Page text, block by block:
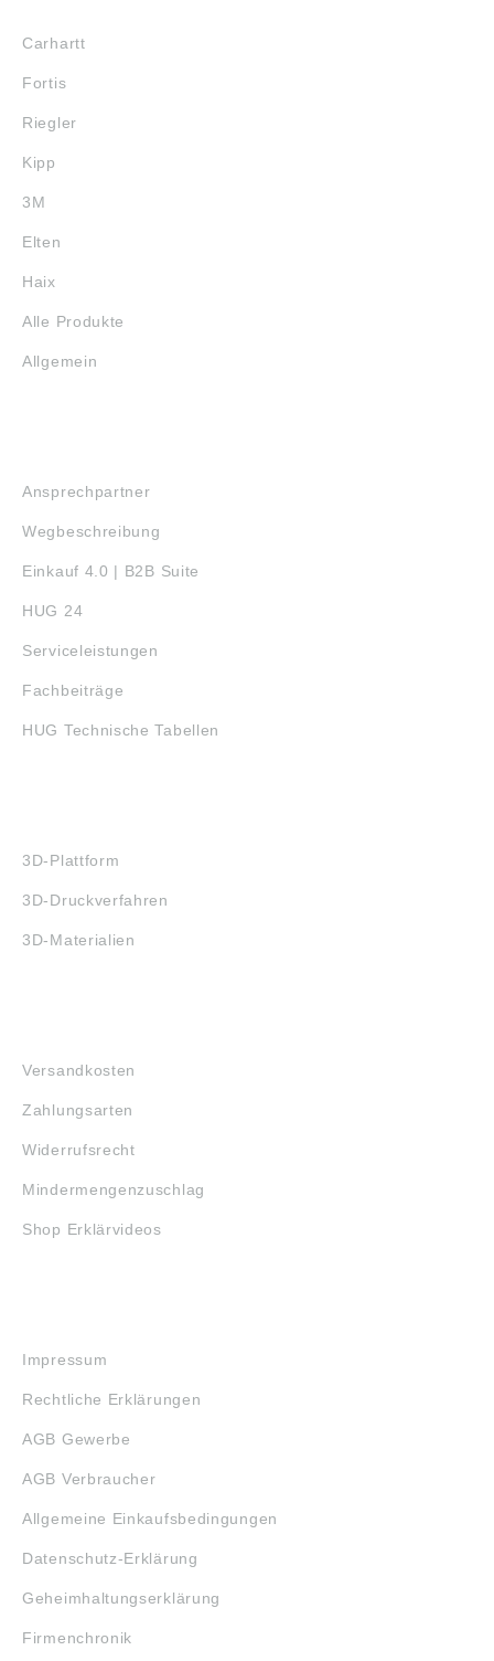
Carhartt
Fortis
Riegler
Kipp
3M
Elten
Haix
Alle Produkte
Allgemein
Ansprechpartner
Wegbeschreibung
Einkauf 4.0 | B2B Suite
HUG 24
Serviceleistungen
Fachbeiträge
HUG Technische Tabellen
3D-Plattform
3D-Druckverfahren
3D-Materialien
Versandkosten
Zahlungsarten
Widerrufsrecht
Mindermengenzuschlag
Shop Erklärvideos
Impressum
Rechtliche Erklärungen
AGB Gewerbe
AGB Verbraucher
Allgemeine Einkaufsbedingungen
Datenschutz-Erklärung
Geheimhaltungserklärung
Firmenchronik